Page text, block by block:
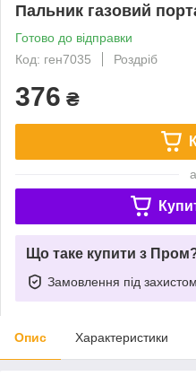
Пальник газовий
Готово до відправки
Код: ген7035
Роздріб
376 ₴
Що таке купити з
Замовлення під захистом
Опис Характеристики